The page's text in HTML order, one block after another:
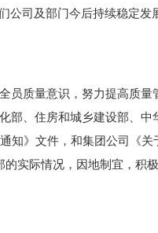
公司及部门今后持续稳定发
员质量意识，努力提高质量
部、住房和城乡建设部、中
知》文件，和集团公司《关
实际情况，因地制宜，积